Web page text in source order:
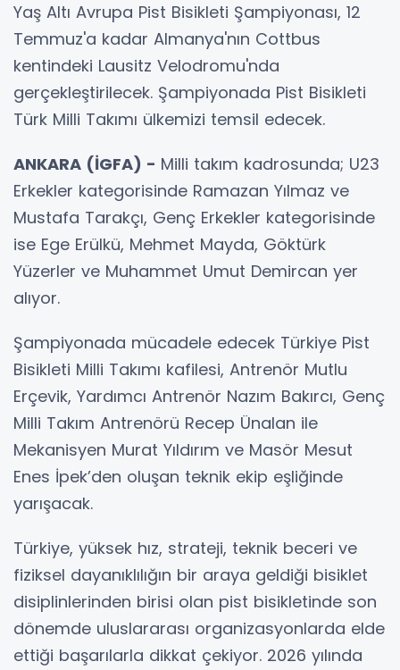
Yaş Altı Avrupa Pist Bisikleti Şampiyonası, 12
Temmuz'a kadar Almanya'nın Cottbus
kentindeki Lausitz Velodromu'nda
gerçekleştirilecek. Şampiyonada Pist Bisikleti
Türk Milli Takımı ülkemizi temsil edecek.
ANKARA (İGFA) - Milli takım kadrosunda; U23
Erkekler kategorisinde Ramazan Yılmaz ve
Mustafa Tarakçı, Genç Erkekler kategorisinde
ise Ege Erülkü, Mehmet Mayda, Göktürk
Yüzerler ve Muhammet Umut Demircan yer
alıyor.
Şampiyonada mücadele edecek Türkiye Pist
Bisikleti Milli Takımı kafilesi, Antrenör Mutlu
Erçevik, Yardımcı Antrenör Nazım Bakırcı, Genç
Milli Takım Antrenörü Recep Ünalan ile
Mekanisyen Murat Yıldırım ve Masör Mesut
Enes İpek’den oluşan teknik ekip eşliğinde
yarışacak.
Türkiye, yüksek hız, strateji, teknik beceri ve
fiziksel dayanıklılığın bir araya geldiği bisiklet
disiplinlerinden birisi olan pist bisikletinde son
dönemde uluslararası organizasyonlarda elde
ettiği başarılarla dikkat çekiyor. 2026 yılında